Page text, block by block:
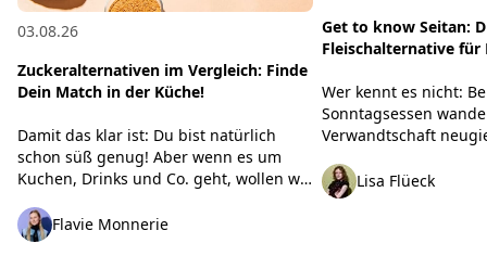
03.08.26
Zuckeralternativen im Vergleich: Finde
Dein Match in der Küche!
Damit das klar ist: Du bist natürlich
schon süß genug! Aber wenn es um
Kuchen, Drinks und Co. geht, wollen wir
Süße. Egal, ob Du Haushaltszucker
reduzieren oder einfach neue
Flavie Monnerie
Get to know Seitan:
Fleischalternative für
Wer kennt es nicht:
Sonntagsessen
Verwandtschaft
kommen die
nicht total stark
Lisa Flüeck